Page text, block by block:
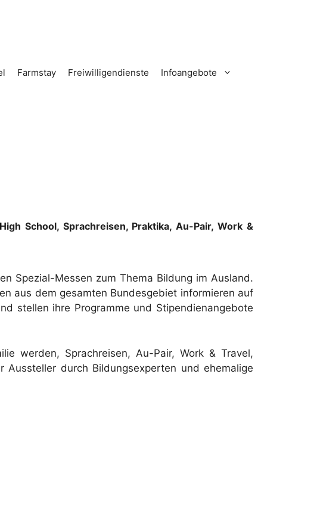
Farmstay Freiwilligendienste Infoangebote
School, Sprachreisen, Praktika, Au-Pair, Work &
Spezial-Messen zum Thema Bildung im Ausland.
aus dem gesamten Bundesgebiet informieren auf
stellen ihre Programme und Stipendienangebote
werden, Sprachreisen, Au-Pair, Work & Travel,
durch Bildungsexperten und ehemalige